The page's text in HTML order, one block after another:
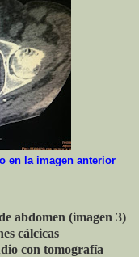
en la imagen anterior
abdomen (imagen 3)
cálcicas
con tomografía